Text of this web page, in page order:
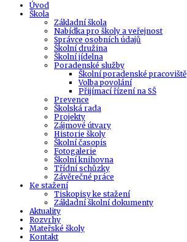
Úvod
Škola
Základní škola
Nabídka pro školy a veřejnost
Správce osobních údajů
Školní družina
Školní jídelna
Poradenské služby
Školní poradenské pracoviště
Volba povolání
Přijímací řízení na SŠ
Prevence
Školská rada
Projekty
Zájmové útvary
Historie školy
Školní časopis
Fotogalerie
Školní knihovna
Třídní schůzky
Závěrečné práce
Ke stažení
Tiskopisy ke stažení
Základní školní dokumenty
Aktuality
Rozvrhy
Mateřské školy
Kontakt